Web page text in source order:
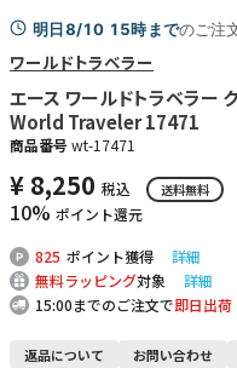
明日8/10 15時までのご注
ワールドトラベラー
エース ワールドトラベラー
World Traveler 17471
商品番号 wt-17471
¥ 8,250 税込 送料無料
10% ポイント還元
825 ポイント獲得
詳細
無料ラッピング対象
詳細
15:00までのご注文で即日出荷
返品について お問い合わせ